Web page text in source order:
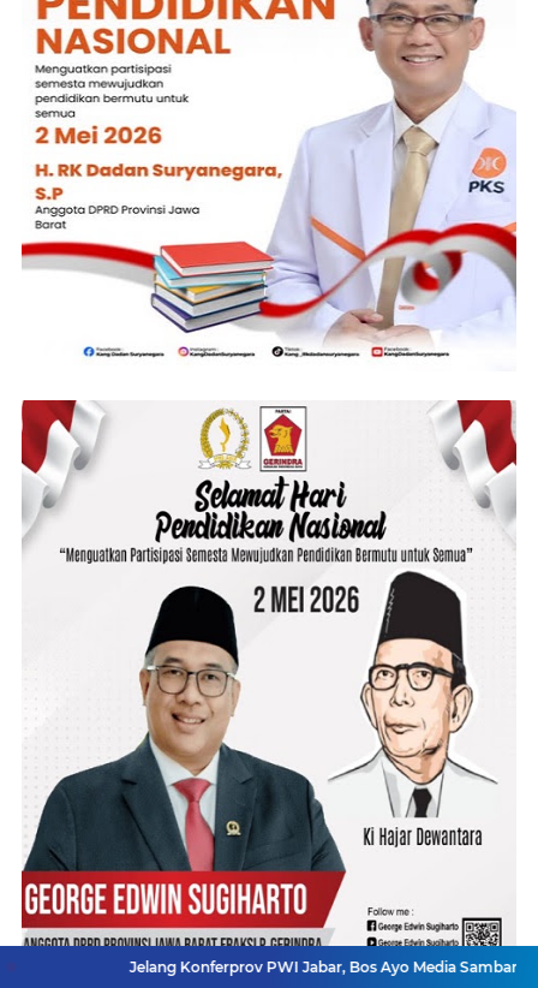
Jelang Konferprov PWI Jabar, Bos Ayo Media Sambangi Rumah PWI